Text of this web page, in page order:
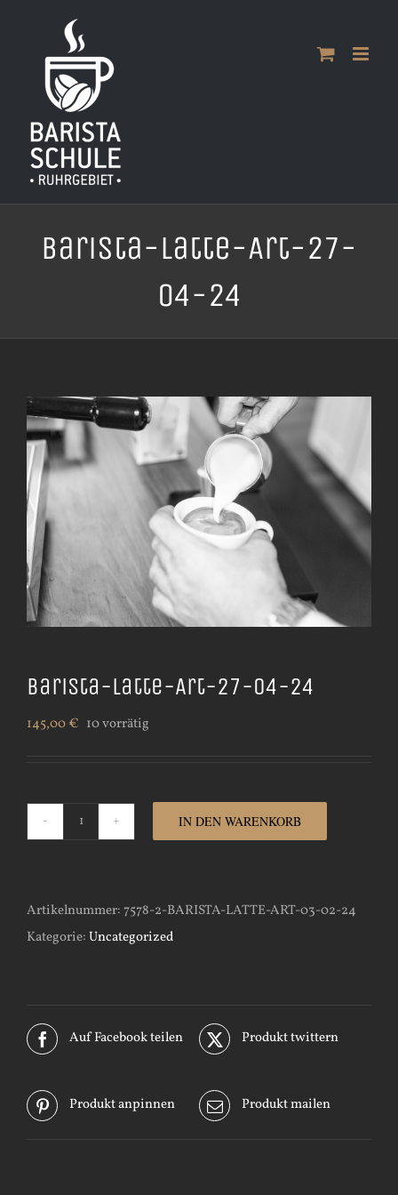
springen
Barista-Latte-Art-27-
04-24
Barista-Latte-Art-27-04-24
145,00€ 10 vorrätig
27-
04-
IN DEN WARENKORB
Artikelnummer: 7578-2-BARISTA-LATTE-ART-03-02-24
Kategorie:Uncategorized
Auf Facebook teilen Produkt twittern
Produkt anpinnen Produkt mailen